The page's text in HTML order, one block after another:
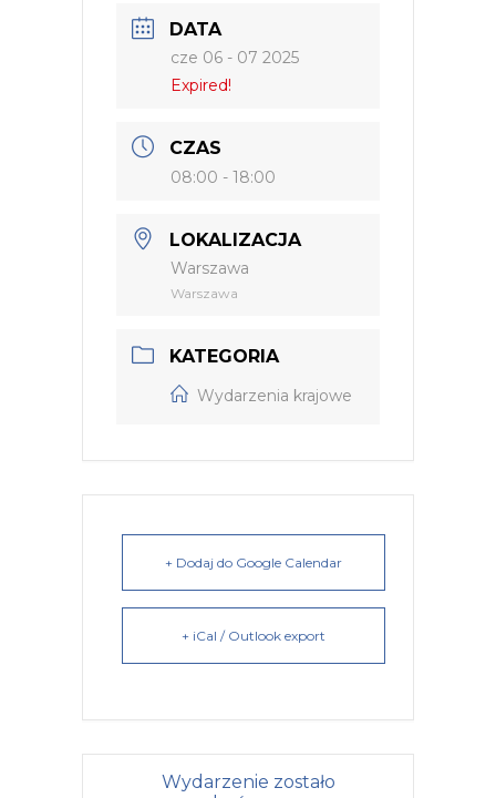
DATA
cze 06 - 07 2025
Expired!
CZAS
08:00 - 18:00
LOKALIZACJA
Warszawa
Warszawa
KATEGORIA
Wydarzenia krajowe
+ Dodaj do Google Calendar
+ iCal / Outlook export
Wydarzenie zostało